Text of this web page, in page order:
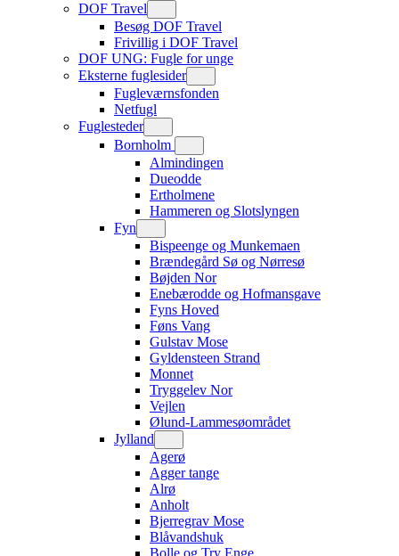
DOF Travel
Besøg DOF Travel
Frivillig i DOF Travel
DOF UNG: Fugle for unge
Eksterne fuglesider
Fugleværnsfonden
Netfugl
Fuglesteder
Bornholm
Almindingen
Dueodde
Ertholmene
Hammeren og Slotslyngen
Fyn
Bispeenge og Munkemaen
Brændegård Sø og Nørresø
Bøjden Nor
Enebærodde og Hofmansgave
Fyns Hoved
Føns Vang
Gulstav Mose
Gyldensteen Strand
Monnet
Tryggelev Nor
Vejlen
Ølund-Lammesøområdet
Jylland
Agerø
Agger tange
Alrø
Anholt
Bjerregrav Mose
Blåvandshuk
Bolle og Try Enge